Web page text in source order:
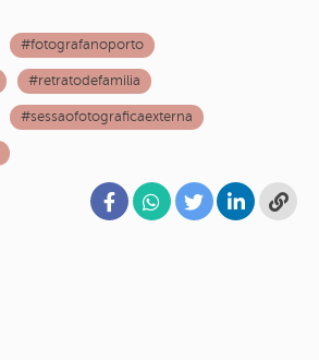
#fotografanoporto
#retratodefamilia
#sessaofotograficaexterna